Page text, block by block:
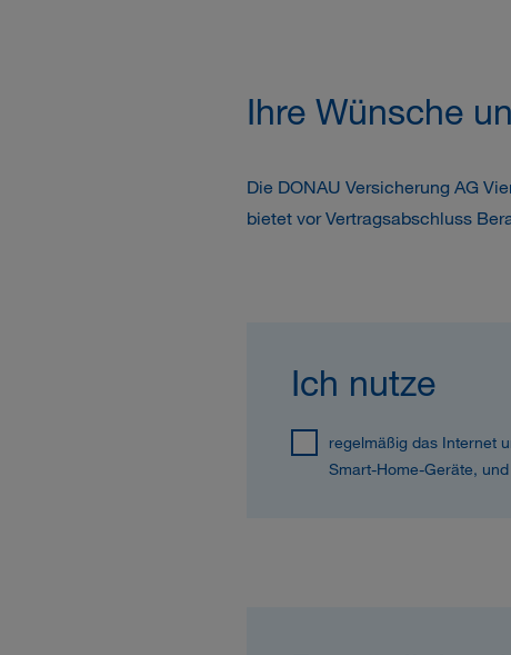
Ihre Wünsche
Die DONAU Versicherung AG
bietet vor Vertragsabschluss
Ich nutze
regelmäßig das Internet
Smart-Home-Geräte,